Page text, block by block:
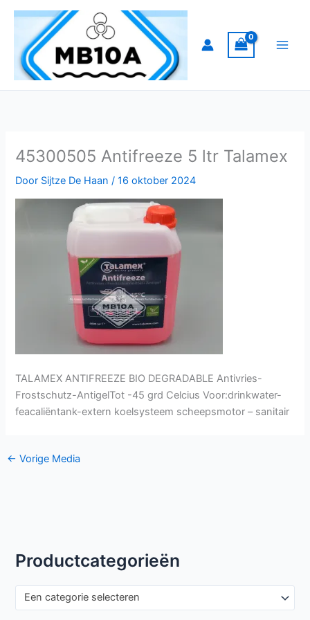
inhoud
45300505 Antifreeze 5 ltr Talamex
Door Sijtze De Haan/16 oktober 2024
TALAMEX ANTIFREEZE BIO DEGRADABLE Antivries-
Frostschutz-AntigelTot -45 grd Celcius Voor:drinkwater-
feacaliëntank-extern koelsysteem scheepsmotor – sanitair
← Vorige Media
Productcategorieën
Een categorie selecteren